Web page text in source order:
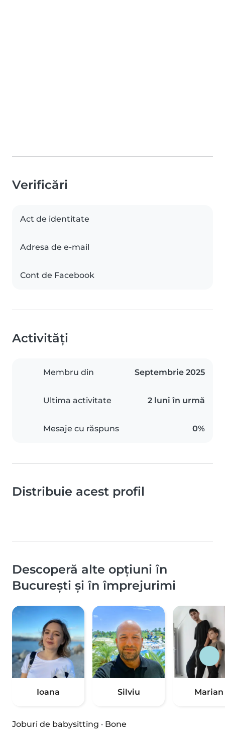
Verificări
Act de identitate
Adresa de e-mail
Cont de Facebook
Activități
Membru din Septembrie 2025
Ultima activitate 2 luni în urmă
Mesaje cu răspuns 0%
Distribuie acest profil
Descoperă alte opțiuni în
București și în împrejurimi
Ioana Silviu Marian
Joburi de babysitting · Bone